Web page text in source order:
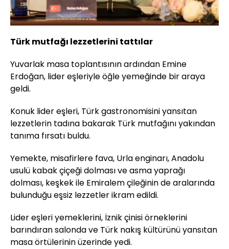
Türk mutfağı lezzetlerini tattılar
Yuvarlak masa toplantısının ardından Emine
Erdoğan, lider eşleriyle öğle yemeğinde bir araya
geldi.
Konuk lider eşleri, Türk gastronomisini yansıtan
lezzetlerin tadına bakarak Türk mutfağını yakından
tanıma fırsatı buldu.
Yemekte, misafirlere fava, Urla enginarı, Anadolu
usulü kabak çiçeği dolması ve asma yaprağı
dolması, keşkek ile Emiralem çileğinin de aralarında
bulunduğu eşsiz lezzetler ikram edildi.
Lider eşleri yemeklerini, İznik çinisi örneklerini
barındıran salonda ve Türk nakış kültürünü yansıtan
masa örtülerinin üzerinde yedi.